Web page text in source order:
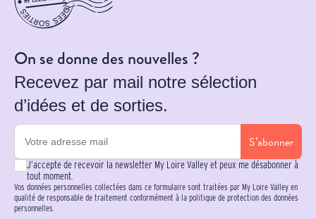
On se donne des nouvelles ?
Recevez par mail notre sélection
d’idées et de sorties.
S’abonner
J’accepte de recevoir la newsletter My Loire Valley et peux me désabonner à
tout moment.
Vos données personnelles collectées dans ce formulaire sont traitées par My Loire Valley en
qualité de responsable de traitement conformément à la politique de protection des données
personnelles.